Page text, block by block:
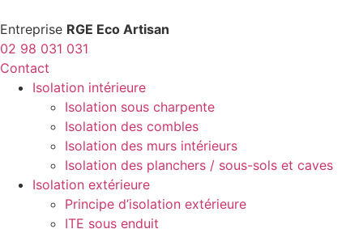
Entreprise RGE Eco Artisan
02 98 031 031
Contact
Isolation intérieure
Isolation sous charpente
Isolation des combles
Isolation des murs intérieurs
Isolation des planchers / sous-sols et caves
Isolation extérieure
Principe d’isolation extérieure
ITE sous enduit